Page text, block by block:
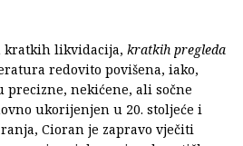
kratkih likvidacija, kratkih pregleda
redovito povišena, iako,
precizne, nekićene, ali sočne
ukorijenjen u 20. stoljeće i
Cioran je zapravo vječiti